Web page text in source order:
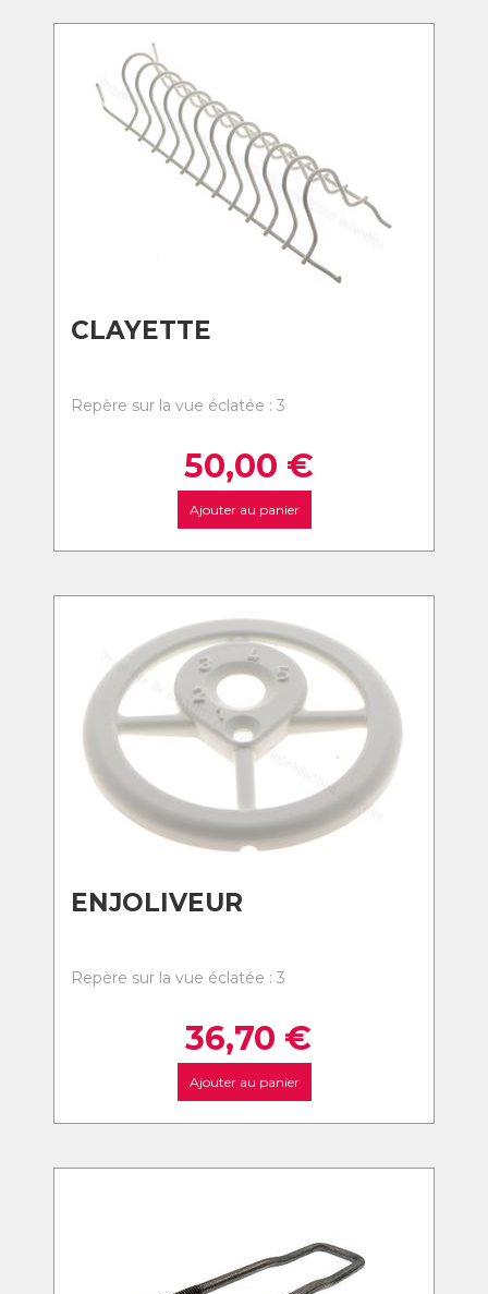
CLAYETTE
Repère sur la vue éclatée : 3
50,00 €
Ajouter au panier
ENJOLIVEUR
Repère sur la vue éclatée : 3
36,70 €
Ajouter au panier